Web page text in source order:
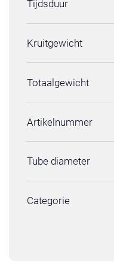
Tijdsduur
Kruitgewicht
Totaalgewicht
Artikelnummer
Tube diameter
Categorie